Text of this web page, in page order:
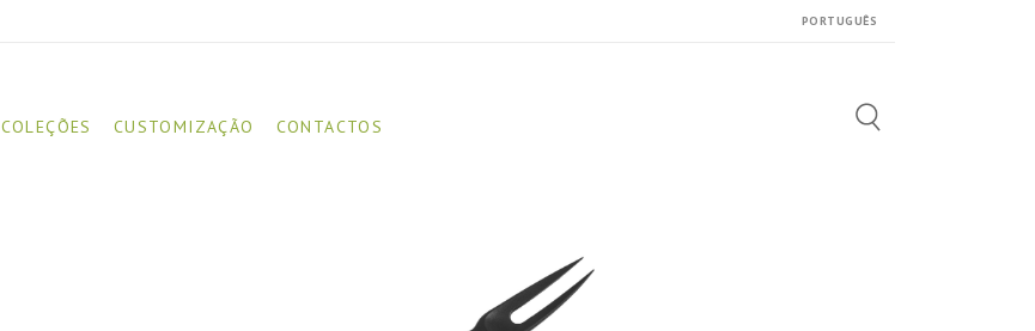
PORTUGUÊS
COLEÇÕES CUSTOMIZAÇÃO CONTACTOS
Search